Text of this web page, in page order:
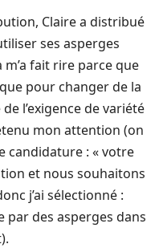
Claire a distribué
ses asperges
fait rire parce que
pour changer de la
l’exigence de variété
mon attention (on
candidature : « votre
et nous souhaitons
j’ai sélectionné :
par des asperges dans